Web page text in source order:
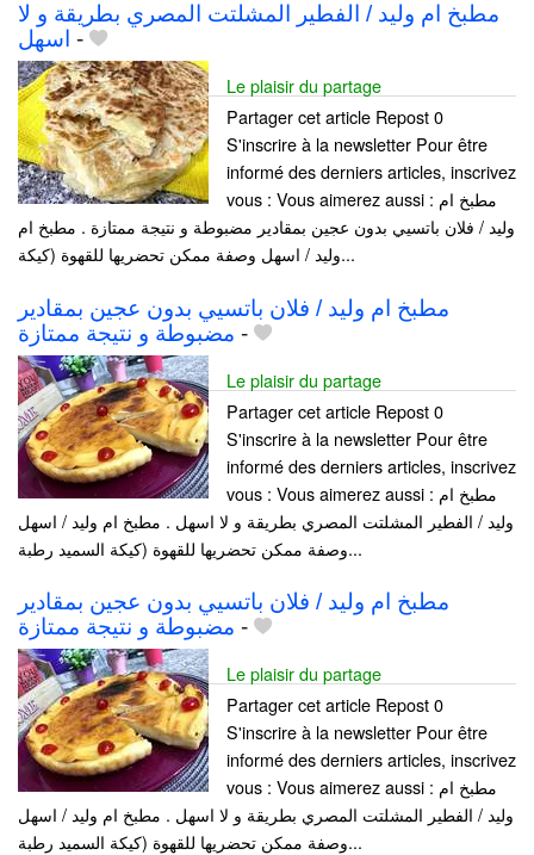
مطبخ ام وليد / الفطير المشلتت المصري بطريقة و لا
اسهل -
Le plaisir du partage
Partager cet article Repost 0
S'inscrire à la newsletter Pour être
informé des derniers articles, inscrivez
vous : Vous aimerez aussi : مطبخ ام
وليد / فلان باتسيي بدون عجين بمقادير مضبوطة و نتيجة ممتازة . مطبخ ام
وليد / اسهل وصفة ممكن تحضريها للقهوة (كيكة...
مطبخ ام وليد / فلان باتسيي بدون عجين بمقادير
مضبوطة و نتيجة ممتازة -
Le plaisir du partage
Partager cet article Repost 0
S'inscrire à la newsletter Pour être
informé des derniers articles, inscrivez
vous : Vous aimerez aussi : مطبخ ام
وليد / الفطير المشلتت المصري بطريقة و لا اسهل . مطبخ ام وليد / اسهل
وصفة ممكن تحضريها للقهوة (كيكة السميد رطبة...
مطبخ ام وليد / فلان باتسيي بدون عجين بمقادير
مضبوطة و نتيجة ممتازة -
Le plaisir du partage
Partager cet article Repost 0
S'inscrire à la newsletter Pour être
informé des derniers articles, inscrivez
vous : Vous aimerez aussi : مطبخ ام
وليد / الفطير المشلتت المصري بطريقة و لا اسهل . مطبخ ام وليد / اسهل
وصفة ممكن تحضريها للقهوة (كيكة السميد رطبة...